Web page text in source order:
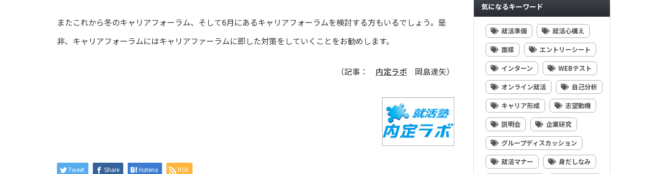
またこれから冬のキャリアフォーラム、そして6月にあるキャリアフォーラムを検討する方もいるでしょう。是
非、キャリアフォーラムにはキャリアファーラムに即した対策をしていくことをお勧めします。
（記事： 内定ラボ岡島達矢）
Tweet Share Hatena RSS
気になるキーワード
就活準備
就活心構え
面接
エントリーシート
インターン
WEBテスト
オンライン就活
自己分析
キャリア形成
志望動機
説明会
企業研究
グループディスカッション
就活マナー
身だしなみ